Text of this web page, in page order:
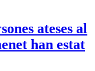
ateses al
han estat